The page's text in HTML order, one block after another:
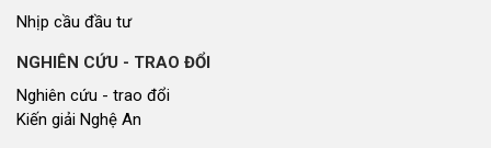
Nhịp cầu đầu tư
NGHIÊN CỨU - TRAO ĐỔI
Nghiên cứu - trao đổi
Kiến giải Nghệ An